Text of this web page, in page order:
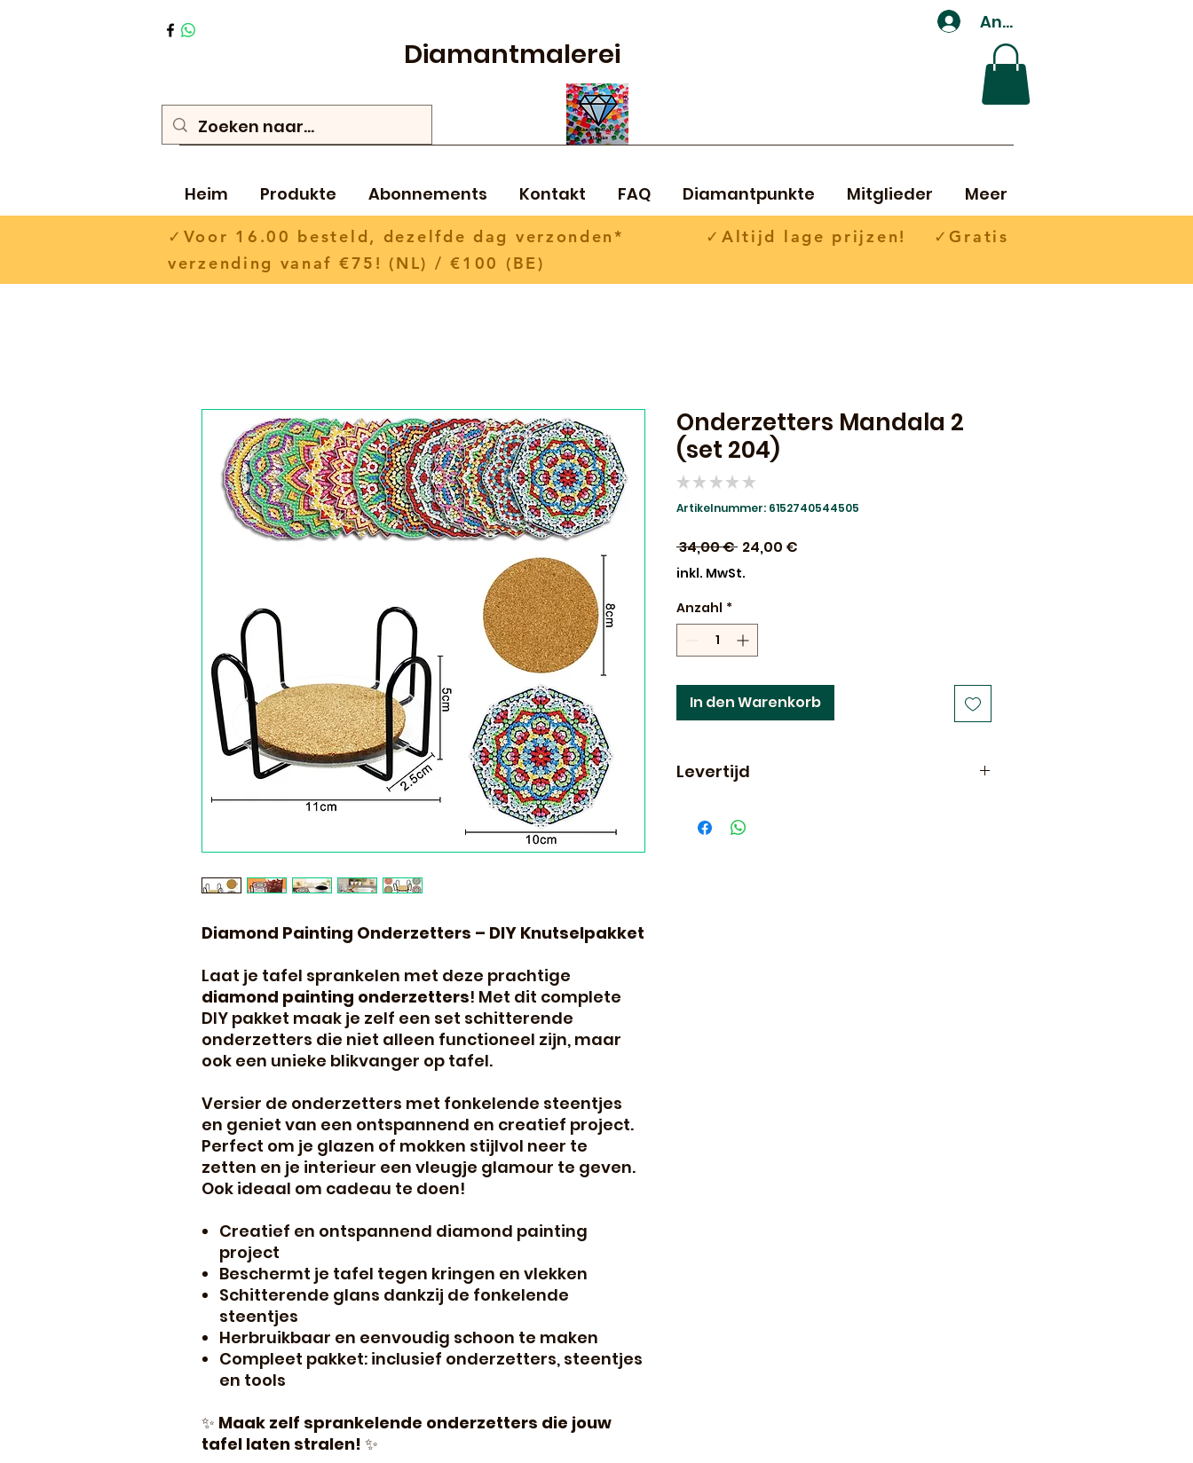
Diamantmalerei
Anmelden
Heim Produkte Abonnements Kontakt FAQ Diamantpunkte Mitglieder Meer
✓Voor 16.00 besteld, dezelfde dag verzonden* ✓Altijd lage prijzen! ✓Gratis
verzending vanaf €75! (NL) / €100 (BE)
Diamond Painting Onderzetters – DIY Knutselpakket
Laat je tafel sprankelen met deze prachtige
diamond painting onderzetters! Met dit complete
DIY pakket maak je zelf een set schitterende
onderzetters die niet alleen functioneel zijn, maar
ook een unieke blikvanger op tafel.
Versier de onderzetters met fonkelende steentjes
en geniet van een ontspannend en creatief project.
Perfect om je glazen of mokken stijlvol neer te
zetten en je interieur een vleugje glamour te geven.
Ook ideaal om cadeau te doen!
Creatief en ontspannend diamond painting
project
Beschermt je tafel tegen kringen en vlekken
Schitterende glans dankzij de fonkelende
steentjes
Herbruikbaar en eenvoudig schoon te maken
Compleet pakket: inclusief onderzetters, steentjes
en tools
✨ Maak zelf sprankelende onderzetters die jouw
tafel laten stralen! ✨
Onderzetters Mandala 2
(set 204)
★ ★ ★ ★ ★
Artikelnummer: 6152740544505
34,00 € Standardpreis
24,00 €
inkl. MwSt.
Anzahl *
In den Warenkorb
Levertijd
volgende dag al in huis!